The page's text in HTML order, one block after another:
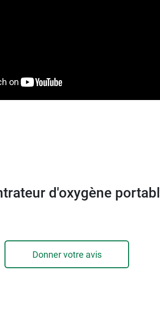
d'oxygène
Donner votre avis